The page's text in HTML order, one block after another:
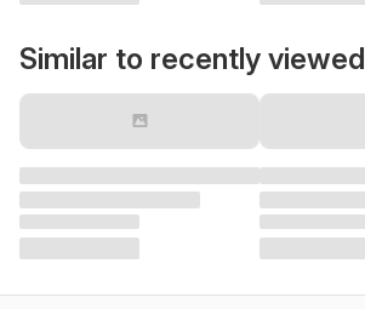
Similar to recently viewed